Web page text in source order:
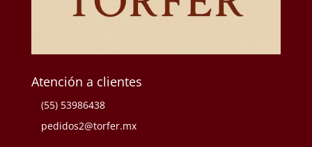
Atención a clientes
(55) 53986438
pedidos2@torfer.mx